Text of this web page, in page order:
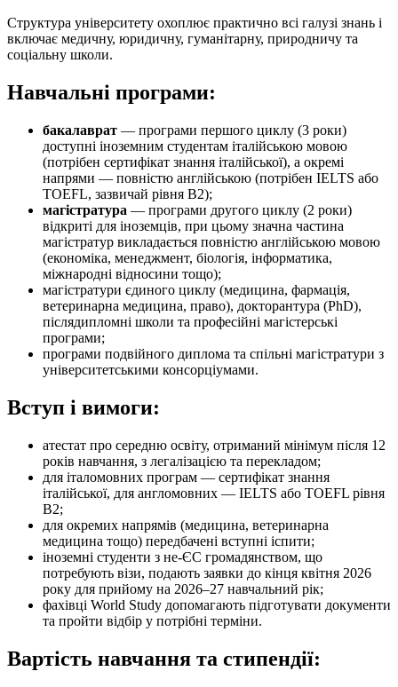
Структура університету охоплює практично всі галузі знань і
включає медичну, юридичну, гуманітарну, природничу та
соціальну школи.
Навчальні програми:
бакалаврат — програми першого циклу (3 роки)
доступні іноземним студентам італійською мовою
(потрібен сертифікат знання італійської), а окремі
напрями — повністю англійською (потрібен IELTS або
TOEFL, зазвичай рівня B2);
магістратура — програми другого циклу (2 роки)
відкриті для іноземців, при цьому значна частина
магістратур викладається повністю англійською мовою
(економіка, менеджмент, біологія, інформатика,
міжнародні відносини тощо);
магістратури єдиного циклу (медицина, фармація,
ветеринарна медицина, право), докторантура (PhD),
післядипломні школи та професійні магістерські
програми;
програми подвійного диплома та спільні магістратури з
університетськими консорціумами.
Вступ і вимоги:
атестат про середню освіту, отриманий мінімум після 12
років навчання, з легалізацією та перекладом;
для італомовних програм — сертифікат знання
італійської, для англомовних — IELTS або TOEFL рівня
B2;
для окремих напрямів (медицина, ветеринарна
медицина тощо) передбачені вступні іспити;
іноземні студенти з не-ЄС громадянством, що
потребують візи, подають заявки до кінця квітня 2026
року для прийому на 2026–27 навчальний рік;
фахівці World Study допомагають підготувати документи
та пройти відбір у потрібні терміни.
Вартість навчання та стипендії: